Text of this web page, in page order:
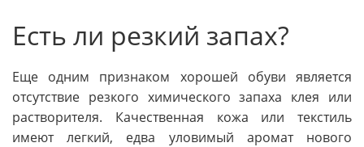
Есть ли резкий запах?
Еще одним признаком хорошей обуви является
отсутствие резкого химического запаха клея или
растворителя. Качественная кожа или текстиль
имеют легкий, едва уловимый аромат нового